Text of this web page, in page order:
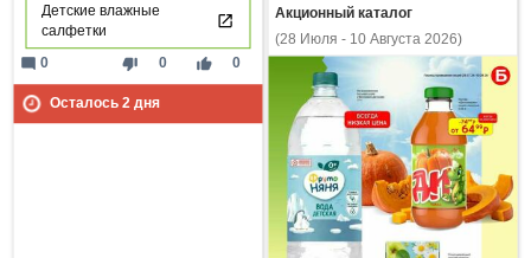
Детские влажные
салфетки
thumb_down 0 thumb_up 0
mode_comment 0
Осталось 2 дня
Акционный каталог
(28 Июля - 10 Августа 2026)